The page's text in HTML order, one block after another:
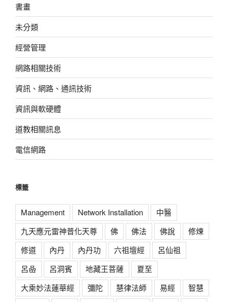
書畫
未分類
經營管理
網路相關技術
資訊、網路、通訊技術
資訊與軟硬體
道教相關訊息
電信網路
標籤
Management Network Installation
中醫
九天應元雷神普化天尊
佛 佛法 佛說
修煉
修道
內丹 內丹功 六祖壇經
呂仙祖
呂喦
呂洞賓 地藏王菩薩
夏至
大乘妙法蓮華經
彌陀 慧律法師 易經
智慧